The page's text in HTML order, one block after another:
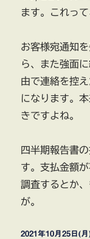
ます。これっ
お客様宛通知
ら、また強面
由で連絡を控
になります。
きですよね。
四半期報告書
す。支払金額
調査するとか
が。
投
2021年10月25日(月